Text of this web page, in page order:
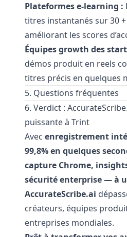
Plateformes e-learning :
titres instantanés sur 30
améliorant les scores
Équipes growth des
démos produit en reels
titres précis en quelques
5. Questions fréquentes
6. Verdict :
puissante à Trint
Avec enregistrement
99,8% en quelques
capture Chrome,
sécurité enterprise — à
AccurateScribe.ai
créateurs, équipes
entreprises mondiales.